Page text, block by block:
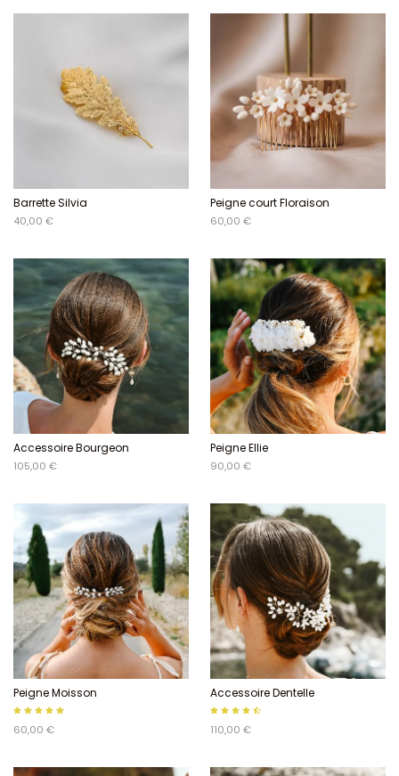
Barrette Silvia
40,00 €
Peigne court Floraison
60,00 €
Accessoire Bourgeon
105,00 €
Peigne Ellie
90,00 €
Peigne Moisson
60,00 €
Accessoire Dentelle
110,00 €